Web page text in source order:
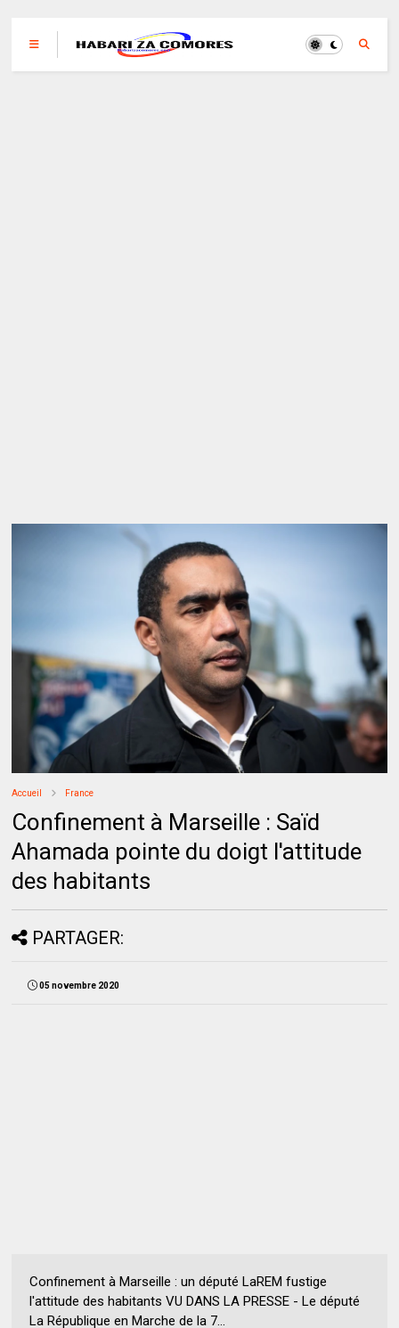
Accueil France
Confinement à Marseille : Saïd
Ahamada pointe du doigt l'attitude
des habitants
PARTAGER:
05 novembre 2020
Confinement à Marseille : un député LaREM fustige
l'attitude des habitants VU DANS LA PRESSE - Le député
La République en Marche de la 7...